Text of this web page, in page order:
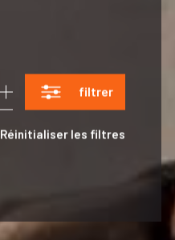
filtrer
Réinitialiser les filtres